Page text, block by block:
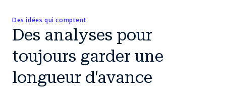
Des idées qui comptent
Des analyses pour
toujours garder une
longueur d'avance